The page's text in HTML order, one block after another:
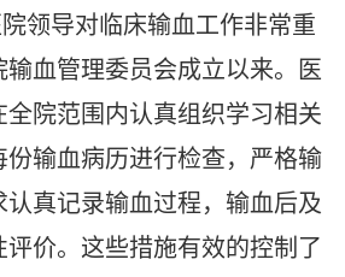
领导对临床输血工作非常重
输血管理委员会成立以来。医
全院范围内认真组织学习相关
份输血病历进行检查，严格输
认真记录输血过程，输血后及
评价。这些措施有效的控制了